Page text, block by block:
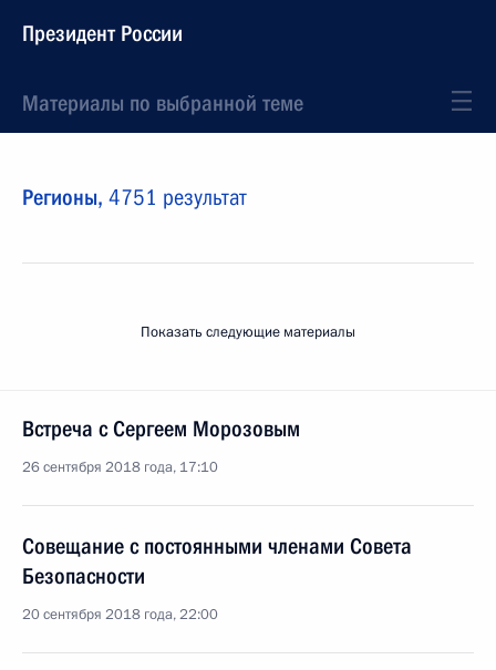
Президент России
Материалы по выбранной теме
Регионы, 4751 результат
Показать следующие материалы
Встреча с Сергеем Морозовым
26 сентября 2018 года, 17:10
Совещание с постоянными членами Совета
Безопасности
20 сентября 2018 года, 22:00